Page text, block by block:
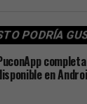
PODRÍA
en